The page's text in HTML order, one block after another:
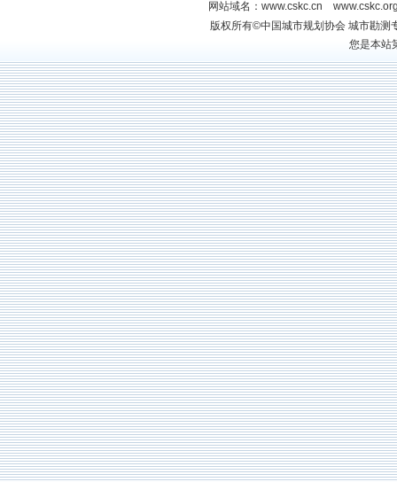
网站域名：www.cskc.cn
版权所有©中国城市规划协
您是本站